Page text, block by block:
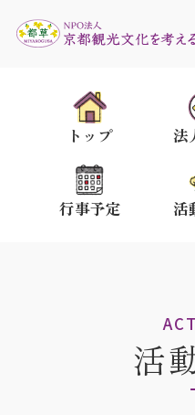
トップ 法
行事予定 活
活